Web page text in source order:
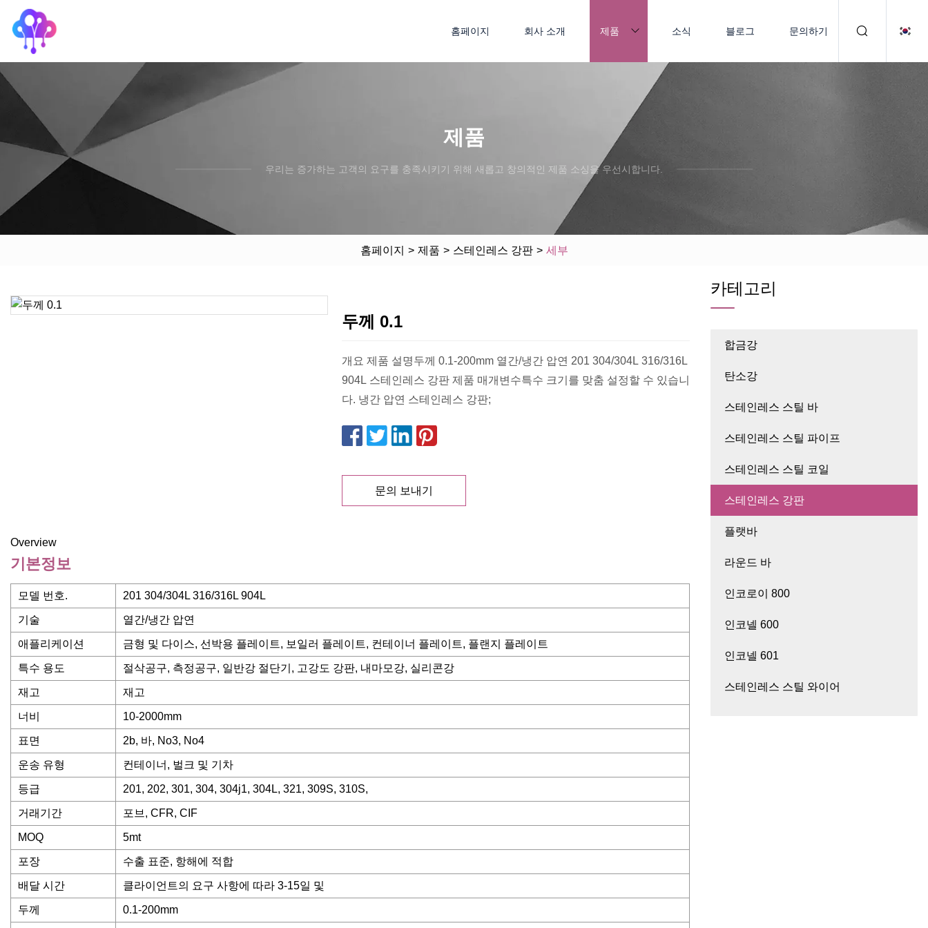
홈페이지 회사 소개 제품 소식 블로그 문의하기
제품
우리는 증가하는 고객의 요구를 충족시키기 위해 새롭고 창의적인 제품 소싱을 우선시합니다.
홈페이지 > 제품 > 스테인레스 강판 > 세부
두께 0.1
개요 제품 설명두께 0.1-200mm 열간/냉간 압연 201 304/304L 316/316L
904L 스테인레스 강판 제품 매개변수특수 크기를 맞춤 설정할 수 있습니
다. 냉간 압연 스테인레스 강판;
문의 보내기
Overview
기본정보
모델 번호. 201 304/304L 316/316L 904L
기술 열간/냉간 압연
애플리케이션 금형 및 다이스, 선박용 플레이트, 보일러 플레이트, 컨테이너 플레이트, 플랜지 플레이트
특수 용도 절삭공구, 측정공구, 일반강 절단기, 고강도 강판, 내마모강, 실리콘강
재고 재고
너비 10-2000mm
표면 2b, 바, No3, No4
운송 유형 컨테이너, 벌크 및 기차
등급 201, 202, 301, 304, 304j1, 304L, 321, 309S, 310S,
거래기간 포브, CFR, CIF
MOQ 5mt
포장 수출 표준, 항해에 적합
배달 시간 클라이언트의 요구 사항에 따라 3-15일 및
두께 0.1-200mm
카테고리
합금강
탄소강
스테인레스 스틸 바
스테인레스 스틸 파이프
스테인레스 스틸 코일
스테인레스 강판
플랫바
라운드 바
인코로이 800
인코넬 600
인코넬 601
스테인레스 스틸 와이어